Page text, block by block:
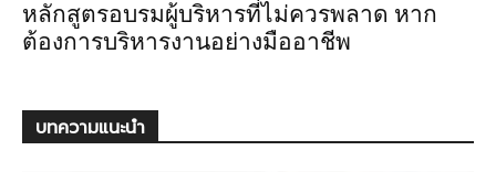
หลักสูตรอบรมผู้บริหารที่ไม่ควรพลาด หาก
ต้องการบริหารงานอย่างมืออาชีพ
บทความแนะนำ